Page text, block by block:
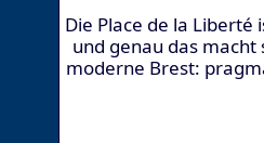
Die Place de la Liberté
und genau das macht
moderne Brest: